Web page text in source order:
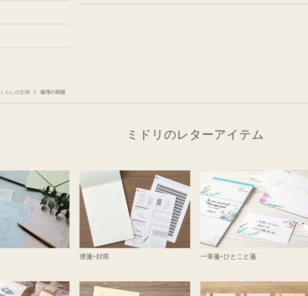
くらしの文例 義理の両親
ミドリのレターアイテム
便箋・封筒 一筆箋・ひとこと箋